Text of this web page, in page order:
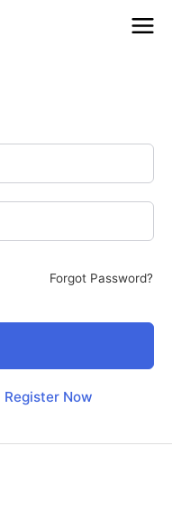
Forgot Password?
Register Now